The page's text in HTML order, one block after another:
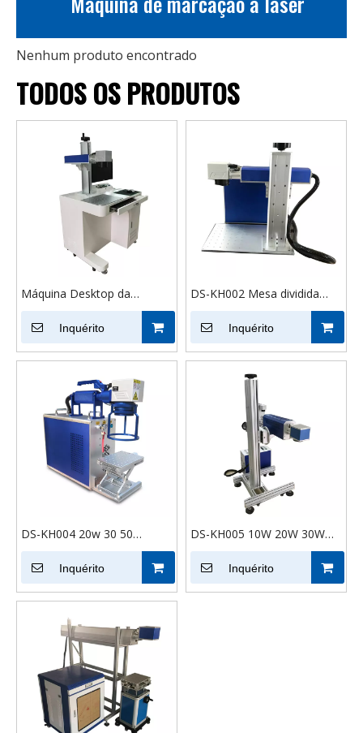
Nenhum produto encontrado
TODOS OS PRODUTOS
Máquina Desktop da
marcação do laser da fibra
de DS-KH001 20W 30W 50W
com giratório
Inquérito
DS-KH002 Mesa dividida
portátil tipo 20w 30w 50w
máquina de marcação a
laser de fibra CO2 com
rotativo para anel de joias
Inquérito
DS-KH004 20w 30 50
handheld desktop portátil
marcador a laser raycus jpt
gravura profunda máquina
de marcação a laser de fibra
Inquérito
DS-KH005 10W 20W 30W
Mini Desktop Portátil Metal
Plástico Jóias Cor Código
MOPA Logotipo Máquina de
Inquérito